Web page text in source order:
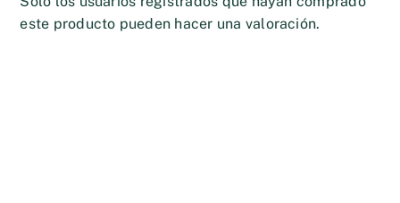
este producto pueden hacer una valoración.